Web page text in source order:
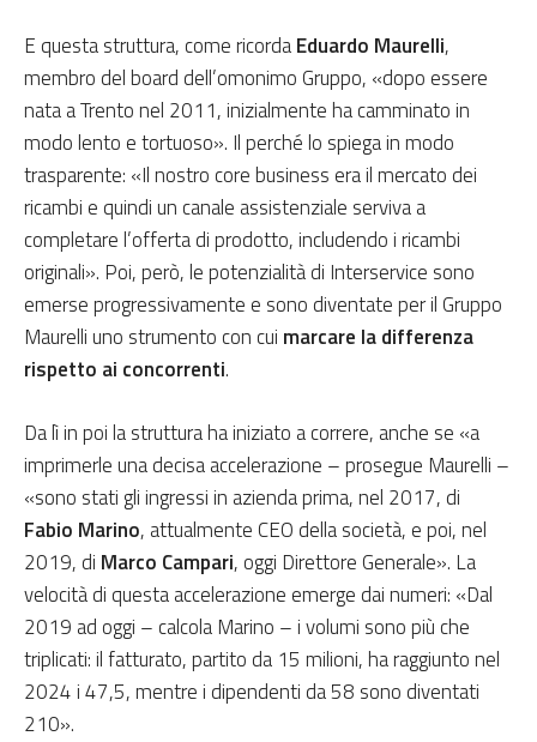
E questa struttura, come ricordaEduardo Maurelli,
membro del board dell’omonimo Gruppo, «dopo essere
nata a Trento nel 2011, inizialmente ha camminato in
modo lento e tortuoso». Il perché lo spiega in modo
trasparente: «Il nostro core business era il mercato dei
ricambi e quindi un canale assistenziale serviva a
completare l’offerta di prodotto, includendo i ricambi
originali». Poi, però, le potenzialità di Interservice sono
emerse progressivamente e sono diventate per il Gruppo
Maurelli uno strumento con cui marcare la differenza
rispetto ai concorrenti.
Da lì in poi la struttura ha iniziato a correre, anche se «a
imprimerle una decisa accelerazione – prosegue Maurelli –
«sono stati gli ingressi in azienda prima, nel 2017, di
Fabio Marino, attualmente CEO della società, e poi, nel
2019, di Marco Campari, oggi Direttore Generale». La
velocità di questa accelerazione emerge dai numeri: «Dal
2019 ad oggi – calcola Marino – i volumi sono più che
triplicati: il fatturato, partito da 15 milioni, ha raggiunto nel
2024 i 47,5, mentre i dipendenti da 58 sono diventati
210».